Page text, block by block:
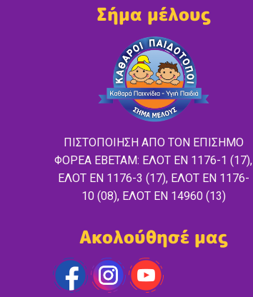
Σήμα μέλους
ΠΙΣΤΟΠΟΙΗΣΗ ΑΠΟ ΤΟΝ ΕΠΙΣΗΜΟ
ΦΟΡΕΑ ΕΒΕΤΑΜ: ΕΛΟΤ EN 1176-1 (17),
ΕΛΟΤ ΕΝ 1176-3 (17), ΕΛΟΤ ΕΝ 1176-
10 (08), ΕΛΟΤ ΕΝ 14960 (13)
Ακολούθησέ μας